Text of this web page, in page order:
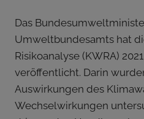
Das
Umweltbundesamts hat
Risikoanalyse (KWRA)
veröffentlicht. Darin
Auswirkungen des
Wechselwirkungen